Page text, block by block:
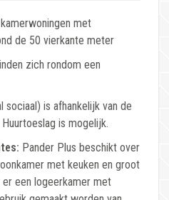
met
de 50 vierkante meter
zich rondom een
sociaal) is afhankelijk van de
is mogelijk.
Pander Plus beschikt over
met keuken en groot
een logeerkamer met